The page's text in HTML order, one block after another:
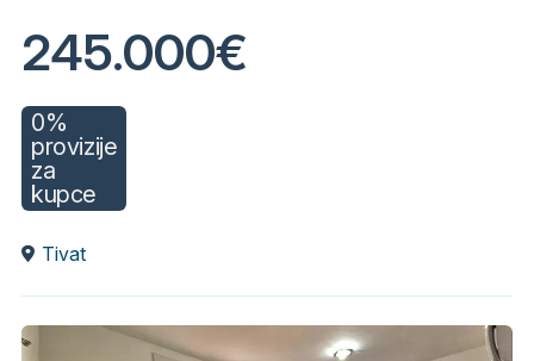
245.000€
0%
provizije
za
kupce
Tivat